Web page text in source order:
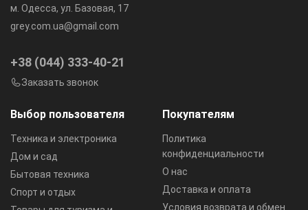
Выбор пользователя
Техника и электроника
Дом и сад
Бытовая техника
Спорт и отдых
Покупателям
Политика
конфиденциальности
О нас
Доставка и оплата
Условия возврата и обмен
м. Одесса, ул. Базовая, 17
grey.com.ua@gmail.com
+38 (044) 333-40-21
Заказать звонок